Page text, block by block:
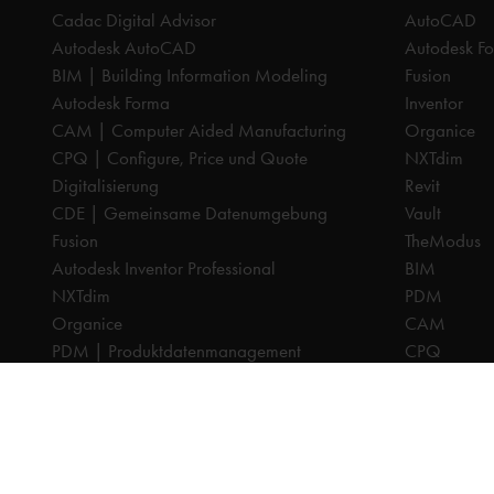
Cadac Digital Advisor
Autodesk AutoCAD
BIM | Building Information Modeling
Autodesk Forma
CAM | Computer Aided Manufacturing
CPQ | Configure, Price und Quote
Digitalisierung
CDE | Gemeinsame Datenumgebung
Fusion
Autodesk Inventor Professional
NXTdim
Organice
PDM | Produktdatenmanagement
AutoCAD
Autodesk
Fusion
Inventor
Organice
NXTdim
Revit
Vault
TheModus
BIM
PDM
CAM
CPQ